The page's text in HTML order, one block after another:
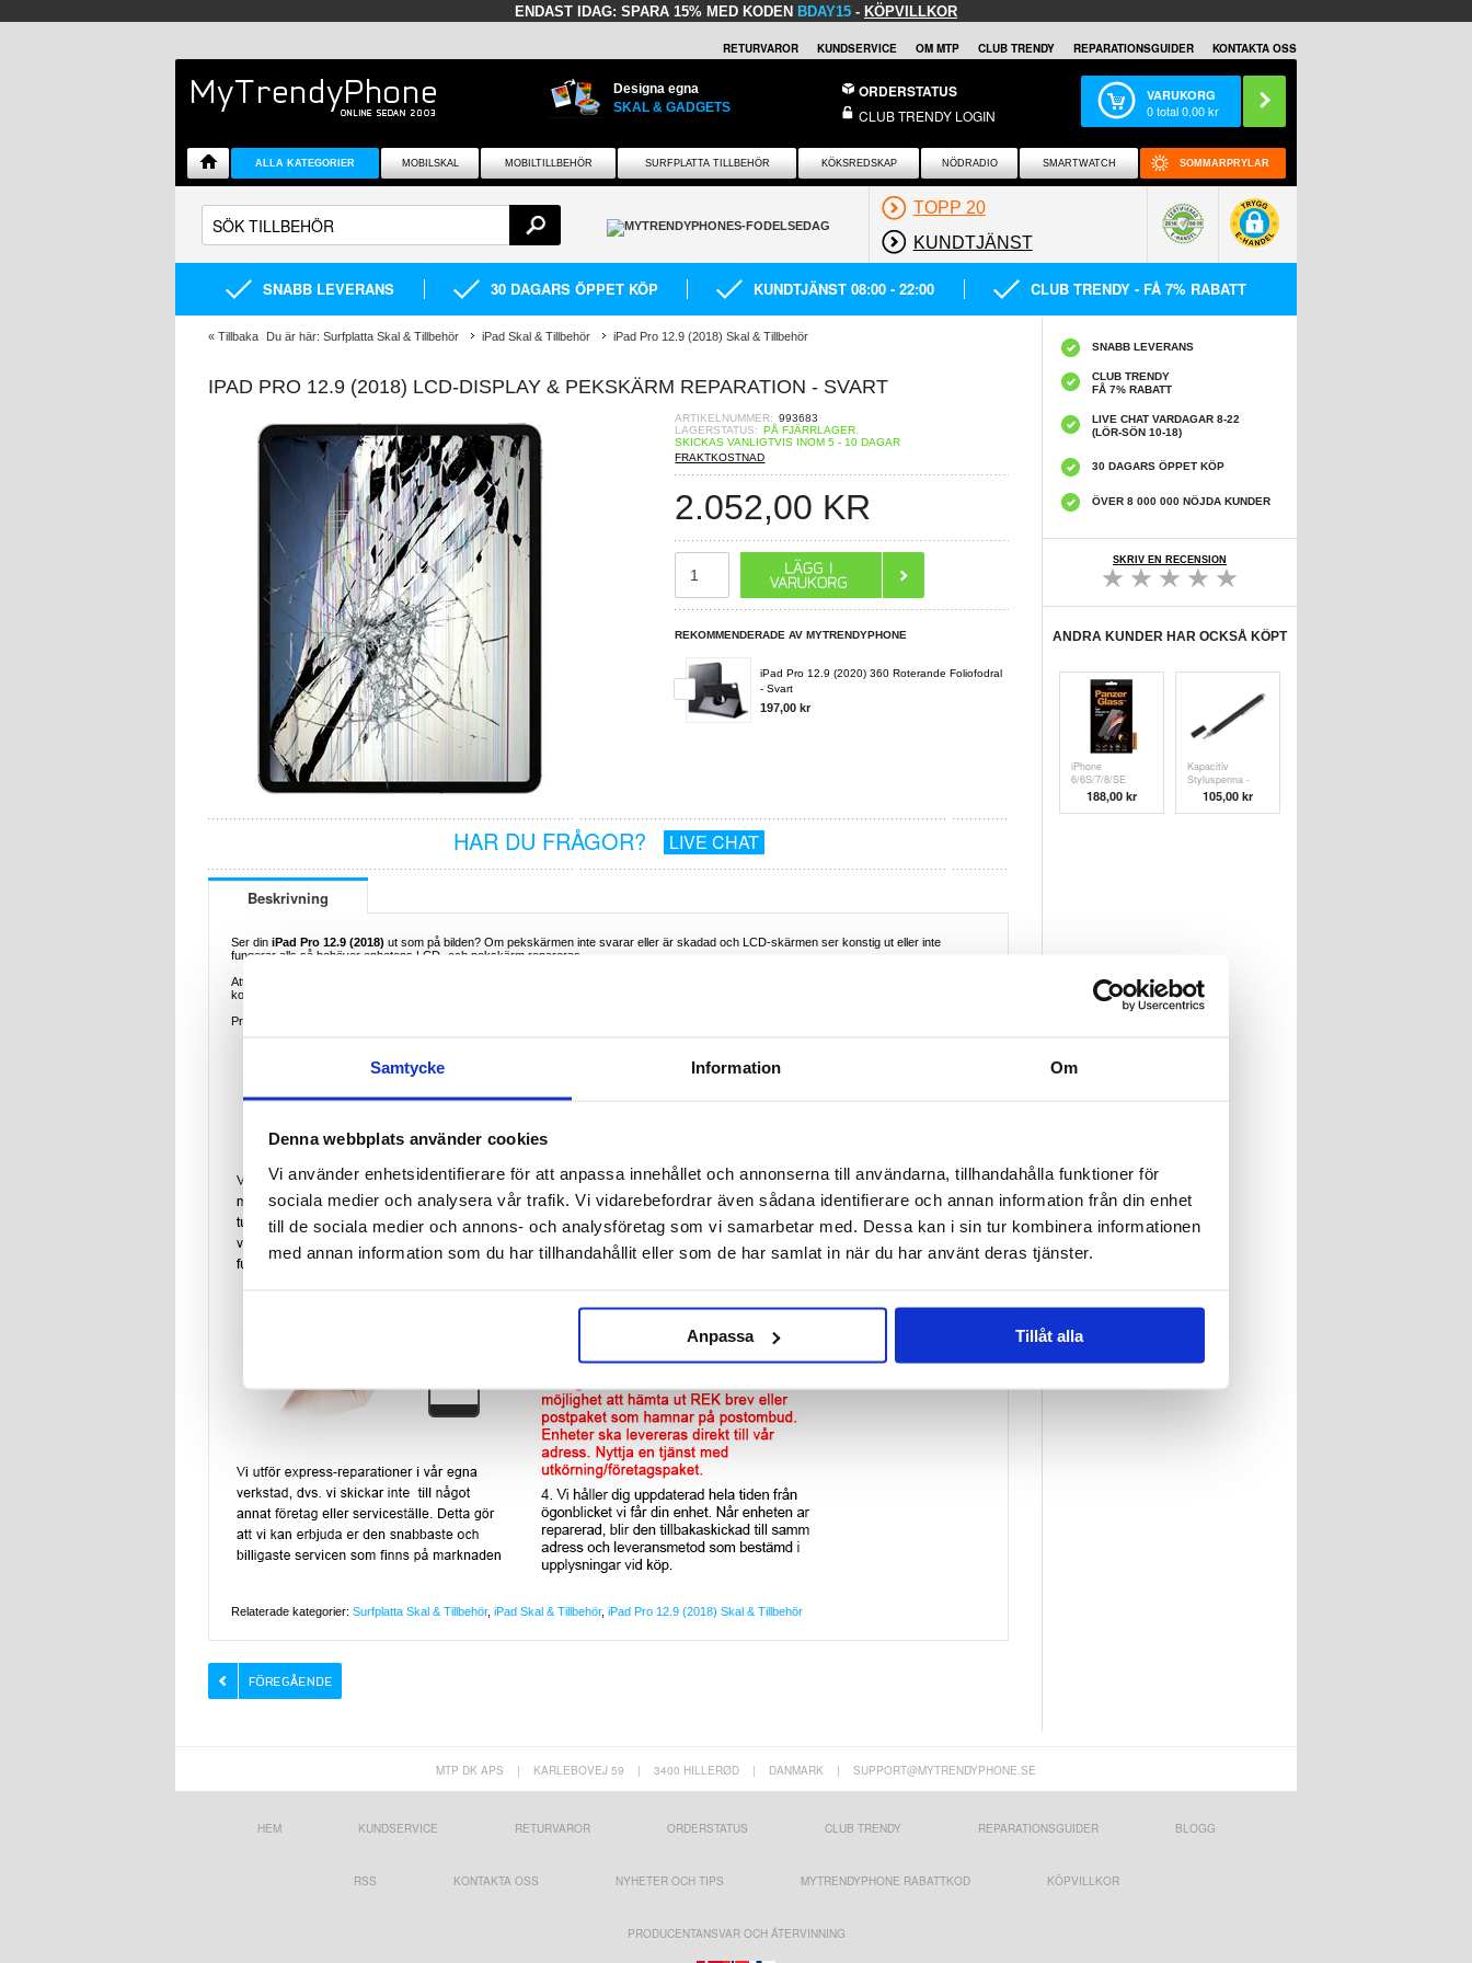
Samtycke Information Om
Denna webbplats använder cookies
Vi använder enhetsidentifierare för att anpassa innehållet och annonserna till användarna, tillhandahålla funktioner för
sociala medier och analysera vår trafik. Vi vidarebefordrar även sådana identifierare och annan information från din enhet
till de sociala medier och annons- och analysföretag som vi samarbetar med. Dessa kan i sin tur kombinera informationen
med annan information som du har tillhandahållit eller som de har samlat in när du har använt deras tjänster.
Anpassa Tillåt alla
ENDAST IDAG: SPARA 15% MED KODEN BDAY15 - KÖPVILLKOR
RETURVAROR KUNDSERVICE OM MTP CLUB TRENDY REPARATIONSGUIDER KONTAKTA OSS
Designa egna
SKAL & GADGETS
ORDERSTATUS
CLUB TRENDY LOGIN
VARUKORG
0total0,00kr
ALLA KATEGORIER MOBILSKAL MOBILTILLBEHÖR SURFPLATTA TILLBEHÖR KÖKSREDSKAP NÖDRADIO SMARTWATCH SOMMARPRYLAR
TOPP 20
KUNDTJÄNST
SNABB LEVERANS 30 DAGARS ÖPPET KÖP KUNDTJÄNST 08:00 - 22:00 CLUB TRENDY - FÅ 7% RABATT
« Tillbaka Du är här: Surfplatta Skal & Tillbehör iPad Skal & Tillbehör iPad Pro 12.9 (2018) Skal & Tillbehör
IPAD PRO 12.9 (2018) LCD-DISPLAY & PEKSKÄRM REPARATION - SVART
ARTIKELNUMMER: 993683
LAGERSTATUS: PÅ FJÄRRLAGER.
SKICKAS VANLIGTVIS INOM 5 - 10 DAGAR
FRAKTKOSTNAD
2.052,00 KR
REKOMMENDERADE AV MYTRENDYPHONE
iPad Pro 12.9 (2020) 360 Roterande Foliofodral
- Svart
197,00 kr
HAR DU FRÅGOR? LIVE CHAT
Beskrivning
Ser din iPad Pro 12.9 (2018) ut som på bilden? Om pekskärmen inte svarar eller är skadad och LCD-skärmen ser konstig ut eller inte
fungerar alls så behöver enhetens LCD- och pekskärm repareras.
Att ha en enhet med krossat glas eller en LCD som inte fungerar är riktigt irriterande, och därför erbjuder vi snabb och säker lagning till en låg
kostnad.
Priset för denna reparation innebär reparation +
Relaterade kategorier: Surfplatta Skal & Tillbehör, iPad Skal & Tillbehör, iPad Pro 12.9 (2018) Skal & Tillbehör
SNABB LEVERANS
CLUB TRENDY
FÅ 7% RABATT
LIVE CHAT VARDAGAR 8-22
(LÖR-SÖN 10-18)
30 DAGARS ÖPPET KÖP
ÖVER 8 000 000 NÖJDA KUNDER
SKRIV EN RECENSION
ANDRA KUNDER HAR OCKSÅ KÖPT
iPhone
6/6S/7/8/SE
(2020)/SE (
188,00 kr
Kapacitiv
Styluspenna -
Svart105,00 kr
MTP DK APS | KARLEBOVEJ 59 | 3400 HILLERØD | DANMARK | SUPPORT@MYTRENDYPHONE.SE
HEM KUNDSERVICE RETURVAROR ORDERSTATUS CLUB TRENDY REPARATIONSGUIDER BLOGG
RSS KONTAKTA OSS NYHETER OCH TIPS MYTRENDYPHONE RABATTKOD KÖPVILLKOR
PRODUCENTANSVAR OCH ÅTERVINNING